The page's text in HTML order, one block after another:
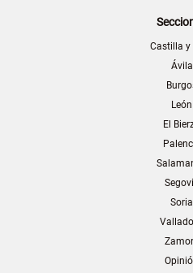
Castilla y
Ávila
León
El
Soria